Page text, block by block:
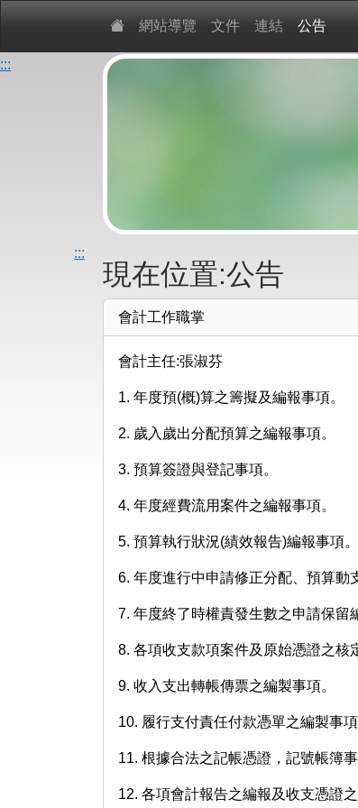
:::
網站導覽 文件 連結 公告
:::
現在位置:公告
會計工作職掌
會計主任:張淑芬
1. 年度預(概)算之籌擬及編報事項。
2. 歲入歲出分配預算之編報事項。
3. 預算簽證與登記事項。
4. 年度經費流用案件之編報事項。
5. 預算執行狀況(績效報告)編報事項。
6. 年度進行中申請修正分配、預算動
7. 年度終了時權責發生數之申請保留
8. 各項收支款項案件及原始憑證之核
9. 收入支出轉帳傳票之編製事項。
10. 履行支付責任付款憑單之編製事項
11. 根據合法之記帳憑證，記號帳簿事
12. 各項會計報告之編報及收支憑證之